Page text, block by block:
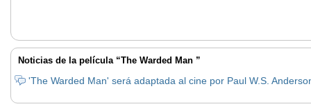
Noticias de la película “The Warded Man ”
'The Warded Man' será adaptada al cine por Paul W.S.